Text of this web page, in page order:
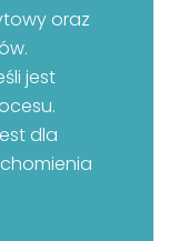
oraz
jest
dla